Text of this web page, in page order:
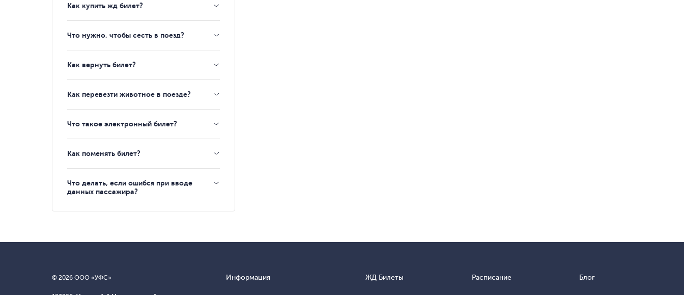
Как купить жд билет?
Что нужно, чтобы сесть в поезд?
Как вернуть билет?
Как перевезти животное в поезде?
Что такое электронный билет?
Как поменять билет?
Что делать, если ошибся при вводе
данных пассажира?
© 2026 ООО «УФС» Информация ЖД Билеты Расписание Блог